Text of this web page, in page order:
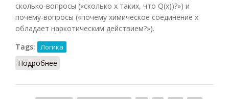
сколько-вопросы («сколько x таких, что Q(x))?») и
почему-вопросы («почему химическое соединение х
обладает наркотическим действием?»).
Tags:
Логика
Подробнее